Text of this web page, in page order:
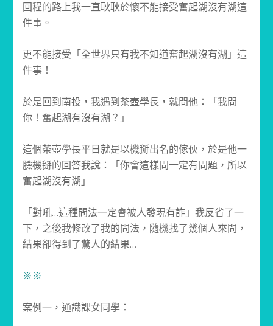
回程的路上我一直耿耿於懷不能接受奮起湖沒有湖這
件事。
更不能接受「全世界只有我不知道奮起湖沒有湖」這
件事！
於是回到南投，我遇到茶壺學長，就問他：「我問
你！奮起湖有沒有湖？」
這個茶壺學長平日就是以機掰出名的傢伙，於是他一
臉機掰的回答我說：「你會這樣問一定有問題，所以
奮起湖沒有湖」
「對吼…這種問法一定會被人發現有詐」我反省了一
下，之後我修改了我的問法，隨機找了幾個人來問，
結果卻得到了驚人的結果…
※※
案例一，通識課女同學：